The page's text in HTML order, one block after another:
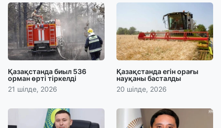
Қазақстанда биыл 536
орман өрті тіркелді
21 шілде, 2026
Қазақстанда егін орағы
науқаны басталды
20 шілде, 2026